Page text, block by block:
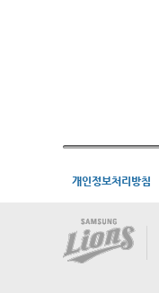
개인정보처리방침